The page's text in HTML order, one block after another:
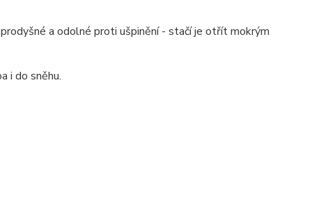
a odolné proti ušpinění - stačí je otřít mokrým
i do sněhu.